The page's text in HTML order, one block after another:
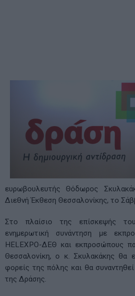
ευρωβουλευτής Θόδωρος
Διεθνή Έκθεση Θεσσαλονίκης, το
Στο πλαίσιο της επίσκεψής
ενημερωτική συνάντηση με
HELEXPO-ΔΕΘ και εκπροσώπους
Θεσσαλονίκη, ο κ. Σκυλακάκης θα
φορείς της πόλης και θα
της Δράσης.